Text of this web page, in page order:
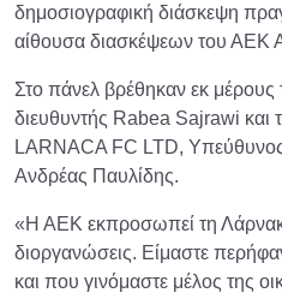
δημοσιογραφική διάσκεψη
αίθουσα διασκέψεων του ΑΕΚ
Στο πάνελ βρέθηκαν εκ
διευθυντής Rabea Sajrawi και
LARNACA FC LTD,
Ανδρέας Παυλίδης.
«Η ΑΕΚ εκπροσωπεί τη
διοργανώσεις. Είμαστε
και που γινόμαστε μέλος της